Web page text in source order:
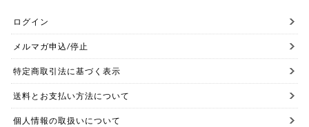
ログイン
メルマガ申込/停止
特定商取引法に基づく表示
送料とお支払い方法について
個人情報の取扱いについて